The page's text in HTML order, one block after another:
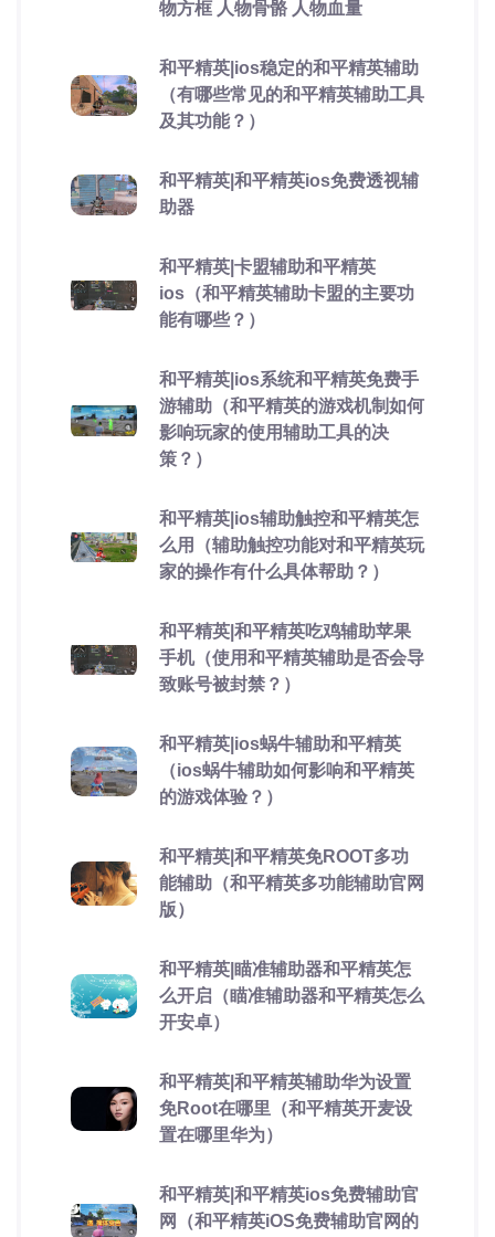
物方框 人物骨骼 人物血量
和平精英|ios稳定的和平精英辅助
（有哪些常见的和平精英辅助工具
及其功能？）
和平精英|和平精英ios免费透视辅
助器
和平精英|卡盟辅助和平精英
ios（和平精英辅助卡盟的主要功
能有哪些？）
和平精英|ios系统和平精英免费手
游辅助（和平精英的游戏机制如何
影响玩家的使用辅助工具的决
策？）
和平精英|ios辅助触控和平精英怎
么用（辅助触控功能对和平精英玩
家的操作有什么具体帮助？）
和平精英|和平精英吃鸡辅助苹果
手机（使用和平精英辅助是否会导
致账号被封禁？）
和平精英|ios蜗牛辅助和平精英
（ios蜗牛辅助如何影响和平精英
的游戏体验？）
和平精英|和平精英免ROOT多功
能辅助（和平精英多功能辅助官网
版）
和平精英|瞄准辅助器和平精英怎
么开启（瞄准辅助器和平精英怎么
开安卓）
和平精英|和平精英辅助华为设置
免Root在哪里（和平精英开麦设
置在哪里华为）
和平精英|和平精英ios免费辅助官
网（和平精英iOS免费辅助官网的